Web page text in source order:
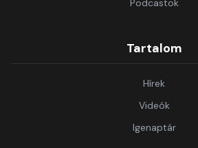
Podcastok
Tartalom
Hírek
Videók
Igenaptár